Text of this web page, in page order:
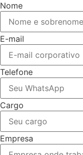
Nome
E-mail
Telefone
Cargo
Empresa